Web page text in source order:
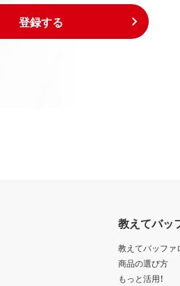
登録する
教えてバッ
教えてバッファ
商品の選び方
もっと活用！